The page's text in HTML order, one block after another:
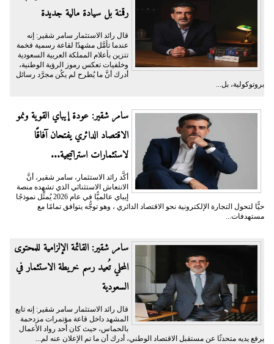
رقمنة بل سيادة مالية جديدة
قال رائد الاستثمار سامر شقير: إنه
عندما تأمَّل مشهدًا لقاعة رسمية فخمة
تتزين بأعلام المملكة العربية السعودية
وخلفيات تعكس رموز الرؤية الوطنية،
أدرك أنَّ ما يُطرح لم يكُن مجرَّد رسائل
بروتوكولية، بل...
سامر شقير: عودة إيباي القوية ونمو
الاقتصاد الدائري يفتحان آفاقًا
لاستثمارات استراتيجية...
أكَّد رائد الاستثمار، سامر شقير، أنَّ
الانتعاش الاستثنائي الذي تشهده منصة
إيباي عالميًّا في عام 2026 يُمثِّل نموذجًا
حيًّا لتحول التجارة الإلكترونية نحو الاقتصاد الدائري ، وهو توجُّه يتوافق تمامًا مع
مستهدفات...
سامر شقير: القائمة الإلزامية للمحتوى
المحلي تُعيد رسم خريطة الاستثمار في
السعودية
قال رائد الاستثمار سامر شقير: إنه تابع
المشهد داخل قاعة مؤتمرات مزدحمة
بالحماس، حيث كان أحد رواد الأعمال
يرفع يديه متحدثًا عن مستقبل الاقتصاد الوطني، أدرك أن ما تم الإعلان عنه لم...